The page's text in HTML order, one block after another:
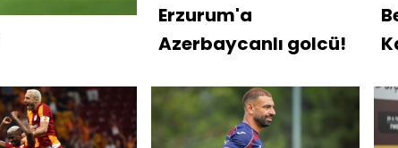
Erzurum'a
Azerbaycanlı golcü!